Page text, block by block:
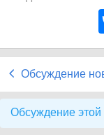
Обсуждение
Обсуждение